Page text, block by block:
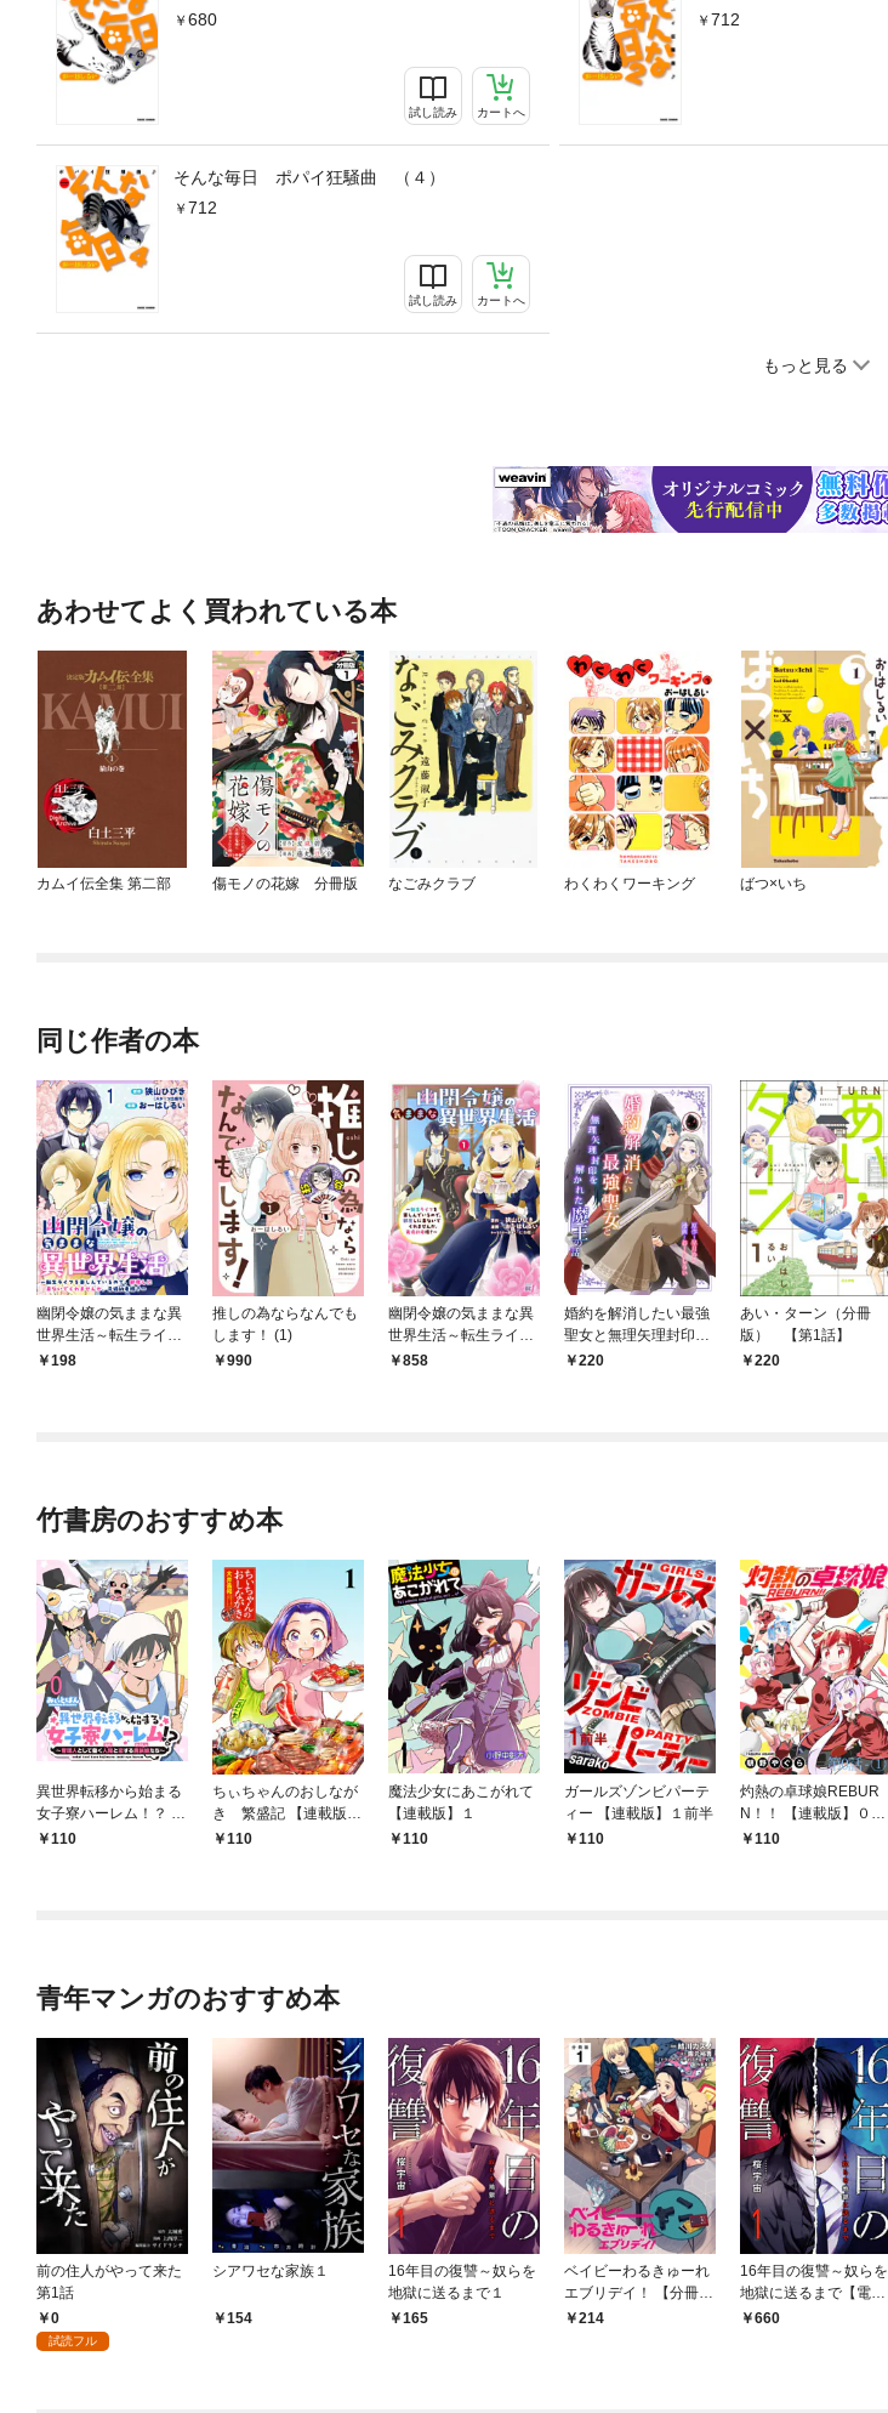
680
試し読み カートへ
712
そんな毎日 ポパイ狂騒曲 （４）
712
試し読み カートへ
もっと見る
あわせてよく買われている本
カムイ伝全集 第二部 傷モノの花嫁 分冊版 なごみクラブ わくわくワーキング ばつ×いち
同じ作者の本
幽閉令嬢の気ままな異
世界生活～転生ライフ
を楽しんでいるので、
198
推しの為ならなんでも
します！ (1)
990
幽閉令嬢の気ままな異
世界生活～転生ライフ
を楽しんでいるので、
858
婚約を解消したい最強
聖女と無理矢理封印を
解かれた魔王の話
220
あい・ターン（分冊
版） 【第1話】
220
竹書房のおすすめ本
異世界転移から始まる
女子寮ハーレム！？ ～
管理人として働く人間
110
ちぃちゃんのおしなが
き 繁盛記 【連載版】
１110
魔法少女にあこがれて
【連載版】１
110
ガールズゾンビパーテ
ィー 【連載版】１前半
110
灼熱の卓球娘REBUR
N！！ 【連載版】０－
①110
青年マンガのおすすめ本
前の住人がやって来た
第1話
0
試読フル
シアワセな家族１
154
16年目の復讐～奴らを
地獄に送るまで１
165
ベイビーわるきゅーれ
エブリデイ！ 【分冊
版】 1
214
16年目の復讐～奴らを
地獄に送るまで【電子
単行本版】１
660